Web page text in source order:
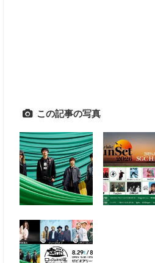
この記事の写真